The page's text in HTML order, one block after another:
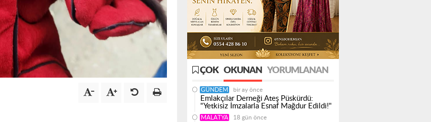
ÇOK OKUNAN YORUMLANAN
GÜNDEM bir ay önce
Emlakçılar Derneği Ateş Püskürdü:
"Yetkisiz İmzalarla Esnaf Mağdur Edildi!"
MALATYA 18 gün önce